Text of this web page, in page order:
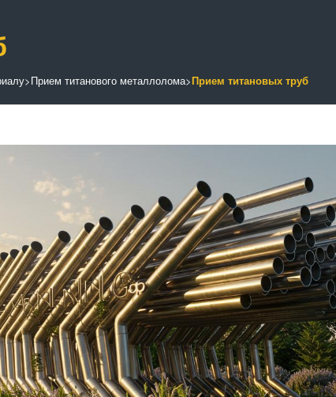
>Прием титанового металлолома>Прием титановых труб